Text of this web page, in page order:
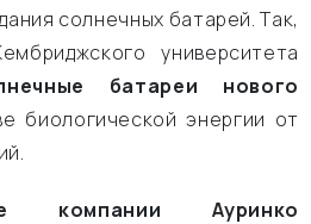
солнечных батарей. Так,
университета
батареи нового
биологической энергии от
компании Ауринко